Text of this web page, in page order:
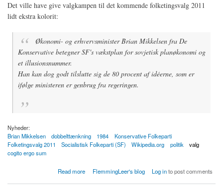
Det ville have give valgkampen til det kommende folketingsvalg 2011
lidt ekstra kolorit:
Økonomi- og erhvervsminister Brian Mikkelsen fra De
Konservative betegner SF's vækstplan for sovjetisk planøkonomi og
et illusionsnummer.
Han kan dog godt tilslutte sig de 80 procent af idéerne, som er
ifølge ministeren er genbrug fra regeringen.
Nyheder:
Brian Mikkelsen
dobbelttænkning 1984
Konservative Folkeparti
Folketingsvalg 2011
Socialistisk Folkeparti (SF) Wikipedia.org politik
valg
cogito ergo sum
Read more
about Ærgeligt at Brian Mikkelsen ikke blev ny formand for Konservativt Folkeparti
FlemmingLeer's blog Log into post comments